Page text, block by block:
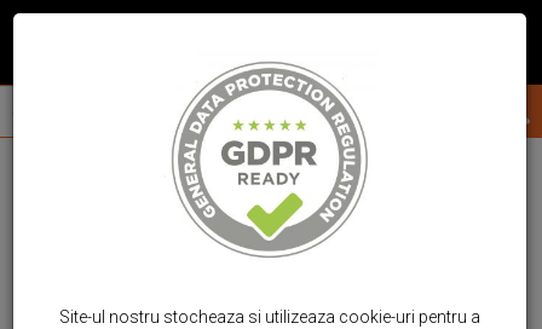
Site-ul nostru stocheaza si utilizeaza cookie-uri pentru a